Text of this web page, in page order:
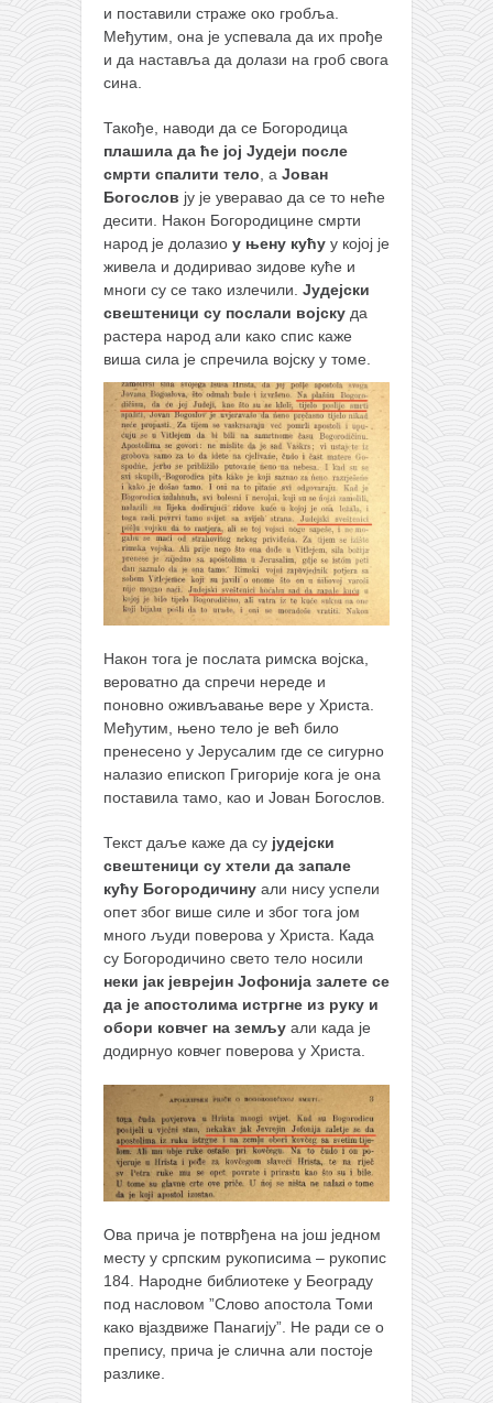
и поставили страже око гробља.
Међутим, она је успевала да их прође
и да наставља да долази на гроб свога
сина.
Такође, наводи да се Богородица
плашила да ће јој Јудеји после
смрти спалити тело , а Јован
Богослов ју је уверавао да се то неће
десити. Након Богородицине смрти
народ је долазио у њену кућу у којој је
живела и додиривао зидове куће и
многи су се тако излечили. Јудејски
свештеници су послали војску да
растера народ али како спис каже
виша сила је спречила војску у томе.
Након тога је послата римска војска,
вероватно да спречи нереде и
поновно оживљавање вере у Христа.
Међутим, њено тело је већ било
пренесено у Јерусалим где се сигурно
налазио епископ Григорије кога је она
поставила тамо, као и Јован Богослов.
Текст даље каже да су јудејски
свештеници су хтели да запале
кућу Богородичину али нису успели
опет због више силе и због тога јом
много људи поверова у Христа. Када
су Богородичино свето тело носили
неки јак јеврејин Јофонија залете се
да је апостолима истргне из руку и
обори ковчег на земљу али када је
додирнуо ковчег поверова у Христа.
Ова прича је потврђена на још једном
месту у српским рукописима – рукопис
184. Народне библиотеке у Београду
под насловом ”Слово апостола Томи
како вјаздвиже Панагију”. Не ради се о
препису, прича је слична али постоје
разлике.